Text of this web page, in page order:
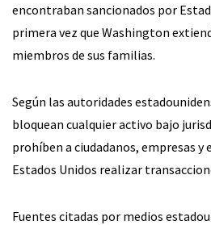
encontraban sancionados por
primera vez que Washington
miembros de sus familias.
Según las autoridades
bloquean cualquier activo bajo
prohíben a ciudadanos, empresas y
Estados Unidos realizar
Fuentes citadas por medios